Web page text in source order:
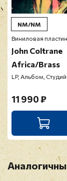
NM/NM
Виниловая
John Coltrane
Africa/Brass
LP, Альбом,
11 990 ₽